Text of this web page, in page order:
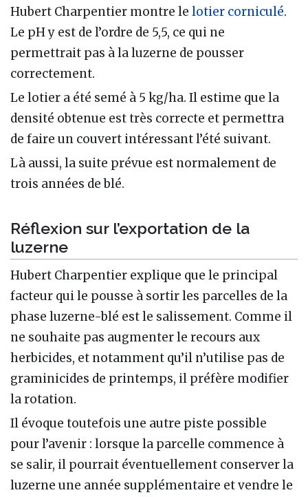
Hubert Charpentier montre le lotier corniculé.
Le pH y est de l’ordre de 5,5, ce qui ne
permettrait pas à la luzerne de pousser
correctement.
Le lotier a été semé à 5 kg/ha. Il estime que la
densité obtenue est très correcte et permettra
de faire un couvert intéressant l’été suivant.
Là aussi, la suite prévue est normalement de
trois années de blé.
Réflexion sur l’exportation de la
luzerne
Hubert Charpentier explique que le principal
facteur qui le pousse à sortir les parcelles de la
phase luzerne-blé est le salissement. Comme il
ne souhaite pas augmenter le recours aux
herbicides, et notamment qu’il n’utilise pas de
graminicides de printemps, il préfère modifier
la rotation.
Il évoque toutefois une autre piste possible
pour l’avenir : lorsque la parcelle commence à
se salir, il pourrait éventuellement conserver la
luzerne une année supplémentaire et vendre le